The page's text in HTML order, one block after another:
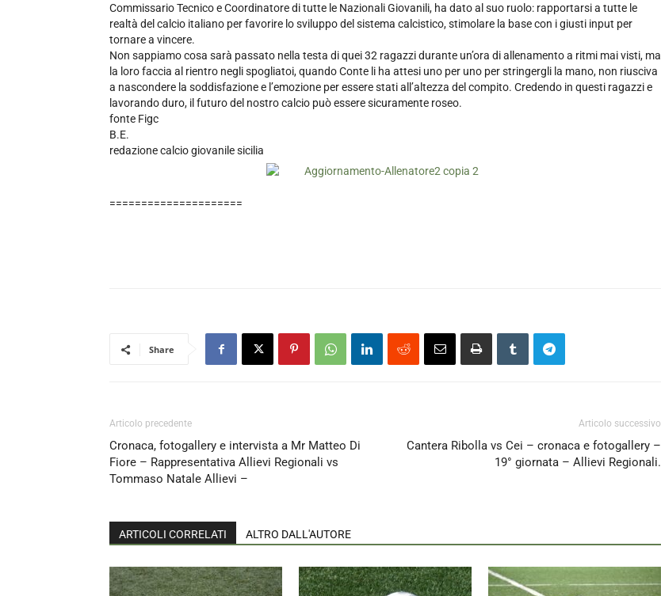
Commissario Tecnico e Coordinatore di tutte le Nazionali Giovanili, ha dato al suo ruolo: rapportarsi a tutte le
realtà del calcio italiano per favorire lo sviluppo del sistema calcistico, stimolare la base con i giusti input per
tornare a vincere.
Non sappiamo cosa sarà passato nella testa di quei 32 ragazzi durante un’ora di allenamento a ritmi mai visti, ma
la loro faccia al rientro negli spogliatoi, quando Conte li ha attesi uno per uno per stringergli la mano, non riusciva
a nascondere la soddisfazione e l’emozione per essere stati all’altezza del compito. Credendo in questi ragazzi e
lavorando duro, il futuro del nostro calcio può essere sicuramente roseo.
fonte Figc
B.E.
redazione calcio giovanile sicilia
=====================
Share
Articolo precedente
Cronaca, fotogallery e intervista a Mr Matteo Di
Fiore – Rappresentativa Allievi Regionali vs
Tommaso Natale Allievi –
Articolo successivo
Cantera Ribolla vs Cei – cronaca e fotogallery –
19° giornata – Allievi Regionali.
ARTICOLI CORRELATI ALTRO DALL'AUTORE